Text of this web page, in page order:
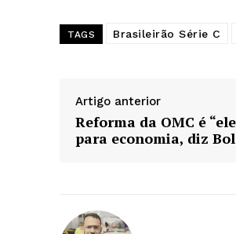
TAGS Brasileirão Série C
Artigo anterior
Reforma da OMC é
para economia, diz